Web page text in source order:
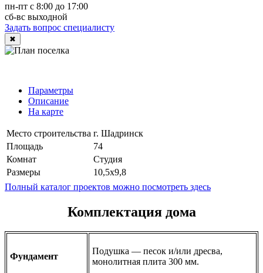
пн-пт с 8:00 до 17:00
сб-вс выходной
Задать вопрос специалисту
✖
Параметры
Описание
На карте
Место строительства г. Шадринск
Площадь
74
Комнат
Студия
Размеры
10,5x9,8
Полный каталог проектов можно посмотреть здесь
Комплектация дома
Фундамент
Подушка — песок и/или дресва,
монолитная плита 300 мм.